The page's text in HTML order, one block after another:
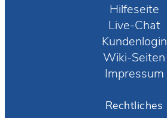
Hilfeseite
Live-Chat
Kundenlogin
Wiki-Seiten
Impressum
Rechtliches